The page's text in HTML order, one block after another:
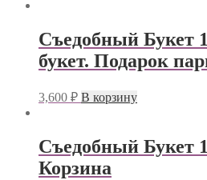
Съедобный Букет
букет. Подарок
3,600 ₽ В корзину
Съедобный Букет
Корзина